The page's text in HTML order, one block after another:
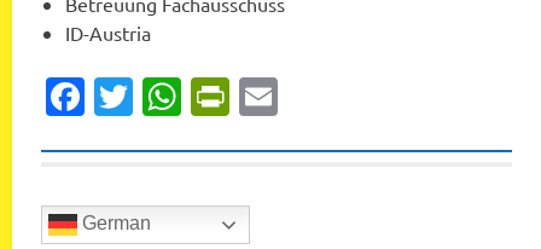
ID-Austria
Facebook
Twitter
WhatsApp
PrintFriendly
German